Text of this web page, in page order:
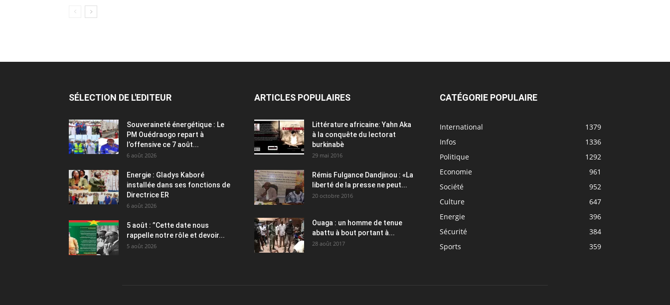
SÉLECTION DE L'EDITEUR
Souveraineté énergétique : Le
PM Ouédraogo repart à
l’offensive ce 7 août...
6 août 2026
Energie : Gladys Kaboré
installée dans ses fonctions de
Directrice ER
6 août 2026
5 août : ”Cette date nous
rappelle notre rôle et devoir...
5 août 2026
ARTICLES POPULAIRES
Littérature africaine: Yahn Aka
à la conquête du lectorat
burkinabè
29 mai 2016
Rémis Fulgance Dandjinou : «La
liberté de la presse ne peut...
20 octobre 2016
Ouaga : un homme de tenue
abattu à bout portant à...
28 août 2017
CATÉGORIE POPULAIRE
International
1379
Infos
1336
Politique
1292
Economie
961
Société
952
Culture
647
Energie
396
Sécurité
384
Sports
359